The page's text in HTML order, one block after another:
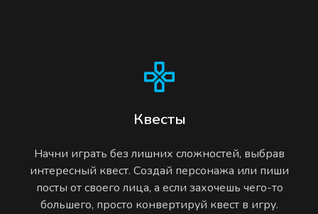
Квесты
Начни играть без лишних сложностей, выбрав
интересный квест. Создай персонажа или пиши
посты от своего лица, а если захочешь чего-то
большего, просто конвертируй квест в игру.